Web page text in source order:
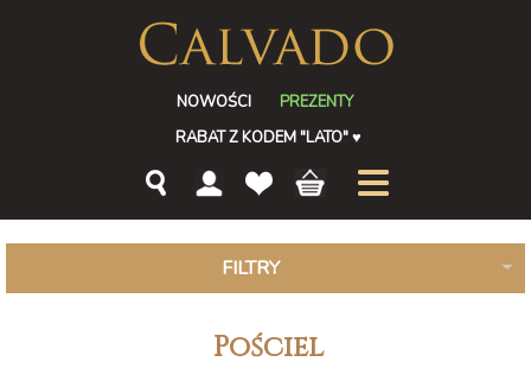
NOWOŚCI
PREZENTY
RABAT Z KODEM "LATO"♥
FILTRY
Pościel